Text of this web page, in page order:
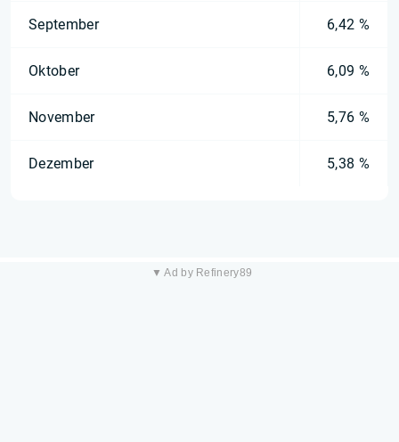
September 6,42 %
Oktober 6,09 %
November 5,76 %
Dezember 5,38 %
▼ Ad by Refinery89